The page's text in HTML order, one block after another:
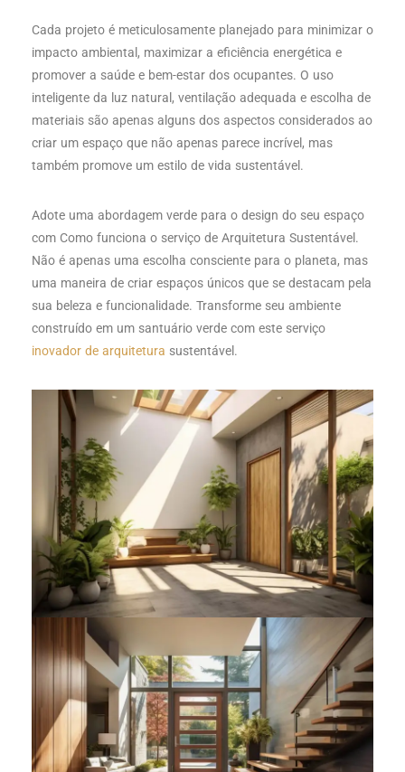
Cada projeto é meticulosamente planejado para minimizar o
impacto ambiental, maximizar a eficiência energética e
promover a saúde e bem-estar dos ocupantes. O uso
inteligente da luz natural, ventilação adequada e escolha de
materiais são apenas alguns dos aspectos considerados ao
criar um espaço que não apenas parece incrível, mas
também promove um estilo de vida sustentável.
Adote uma abordagem verde para o design do seu espaço
com Como funciona o serviço de Arquitetura Sustentável.
Não é apenas uma escolha consciente para o planeta, mas
uma maneira de criar espaços únicos que se destacam pela
sua beleza e funcionalidade. Transforme seu ambiente
construído em um santuário verde com este serviço
inovador de arquitetura sustentável.